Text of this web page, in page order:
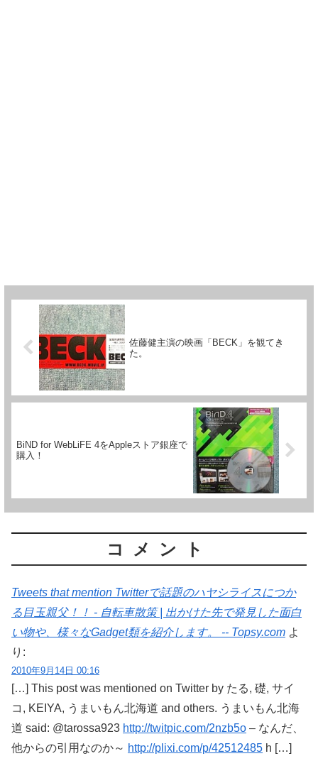
佐藤健主演の映画「BECK」を観てき
た。
BiND for WebLiFE 4をAppleストア銀座で
購入！
コメント
Tweets that mention Twitterで話題のハヤシライスにつか
る目玉親父！！ - 自転車散策 | 出かけた先で発見した面白
い物や、様々なGadget類を紹介します。 -- Topsy.com よ
り:
2010年9月14日 00:16
[…] This post was mentioned on Twitter by たる, 礎, サイ
コ, KEIYA, うまいもん北海道 and others. うまいもん北海
道 said: @tarossa923 http://twitpic.com/2nzb5o – なんだ、
他からの引用なのか～ http://plixi.com/p/42512485 h […]